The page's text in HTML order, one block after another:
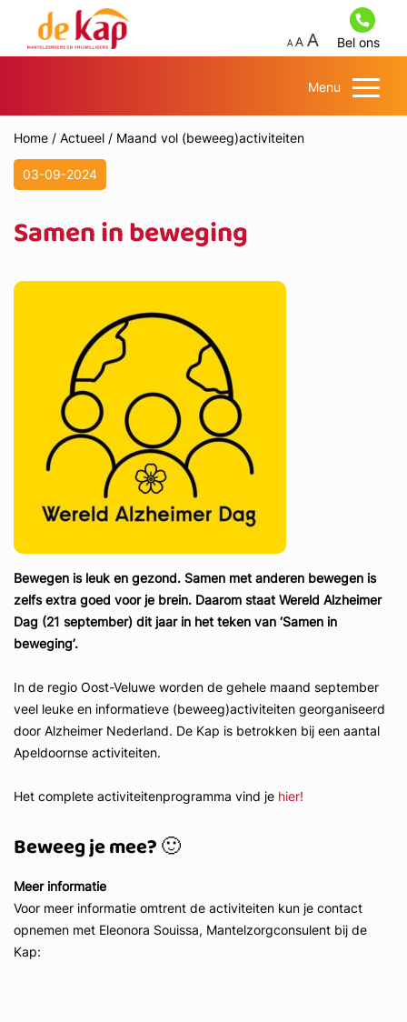
Bel ons
Menu
Home / Actueel / Maand vol (beweeg)activiteiten
03-09-2024
Samen in beweging
Bewegen is leuk en gezond. Samen met anderen bewegen is
zelfs extra goed voor je brein. Daarom staat Wereld Alzheimer
Dag (21 september) dit jaar in het teken van ‘Samen in
beweging’.
In de regio Oost-Veluwe worden de gehele maand september
veel leuke en informatieve (beweeg)activiteiten georganiseerd
door Alzheimer Nederland. De Kap is betrokken bij een aantal
Apeldoornse activiteiten.
Het complete activiteitenprogramma vind je hier!
Beweeg je mee? 🙂
Meer informatie
Voor meer informatie omtrent de activiteiten kun je contact
opnemen met Eleonora Souissa, Mantelzorgconsulent bij de
Kap: